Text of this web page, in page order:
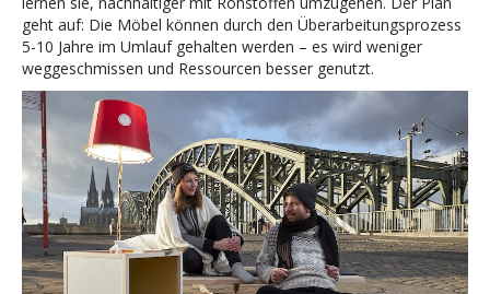
geht auf: Die Möbel können durch den Überarbeitungsprozess
5-10 Jahre im Umlauf gehalten werden – es wird weniger
weggeschmissen und Ressourcen besser genutzt.